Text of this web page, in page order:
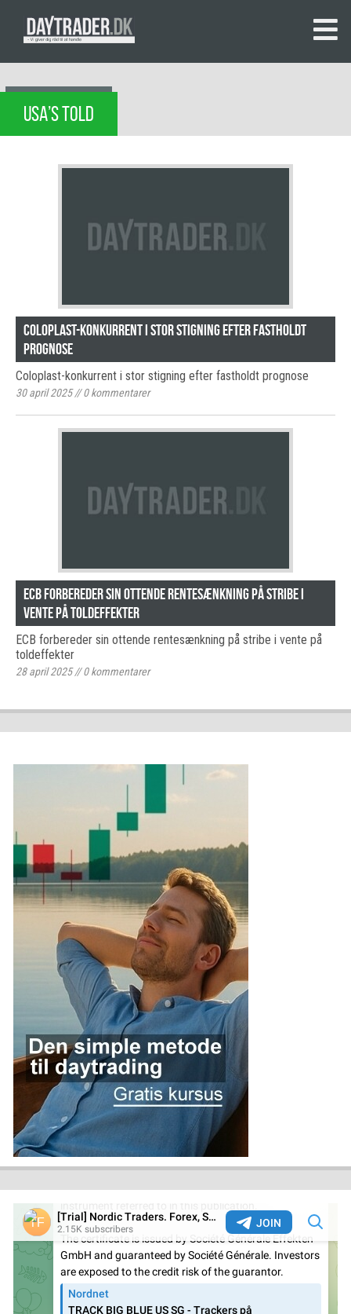
USA’S TOLD
Coloplast-konkurrent i stor stigning efter fastholdt
prognose
Coloplast-konkurrent i stor stigning efter fastholdt prognose
30 april 2025//0kommentarer
ECB forbereder sin ottende rentesænkning på stribe i
vente på toldeffekter
ECB forbereder sin ottende rentesænkning på stribe i vente på
toldeffekter
28 april 2025//0kommentarer